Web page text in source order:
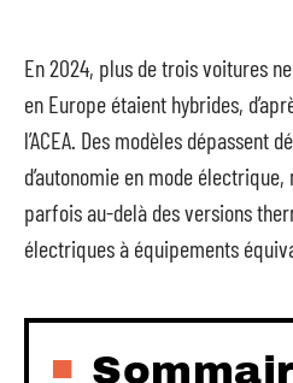
En 2024, plus de trois voitures
en Europe étaient hybrides,
l’ACEA. Des modèles dépassent
d’autonomie en mode
parfois au-delà des versions
électriques à équipements